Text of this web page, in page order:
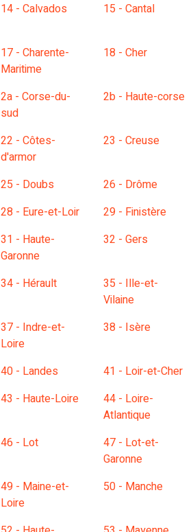
14 - Calvados 15 - Cantal
17 - Charente-
Maritime
18 - Cher
2a - Corse-du-
sud
2b - Haute-corse
22 - Côtes-
d'armor
23 - Creuse
25 - Doubs
26 - Drôme
28 - Eure-et-Loir
29 - Finistère
31 - Haute-
Garonne
32 - Gers
34 - Hérault
35 - Ille-et-
Vilaine
37 - Indre-et-
Loire
38 - Isère
40 - Landes
41 - Loir-et-Cher
43 - Haute-Loire
44 - Loire-
Atlantique
46 - Lot
47 - Lot-et-
Garonne
49 - Maine-et-
Loire
50 - Manche